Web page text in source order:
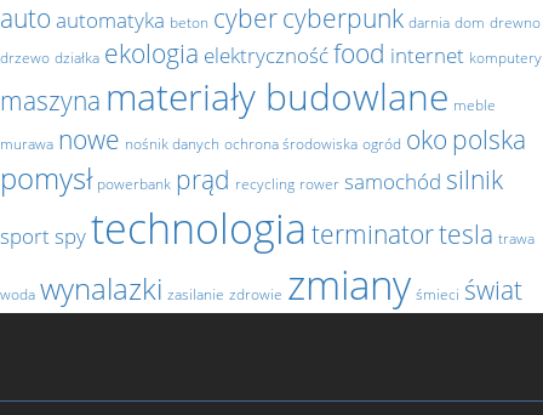
auto automatyka beton cybercyberpunk darnia dom drewno
drzewo działka ekologia elektrycznośćfood internet komputery
maszyna materiały budowlane meble
murawa nowe nośnik danych ochrona środowiska ogród oko polska
pomysł powerbank prąd recycling rower samochód silnik
sportspytechnologia terminatortesla trawa
woda wynalazki zasilanie zdrowie zmiany śmieci świat